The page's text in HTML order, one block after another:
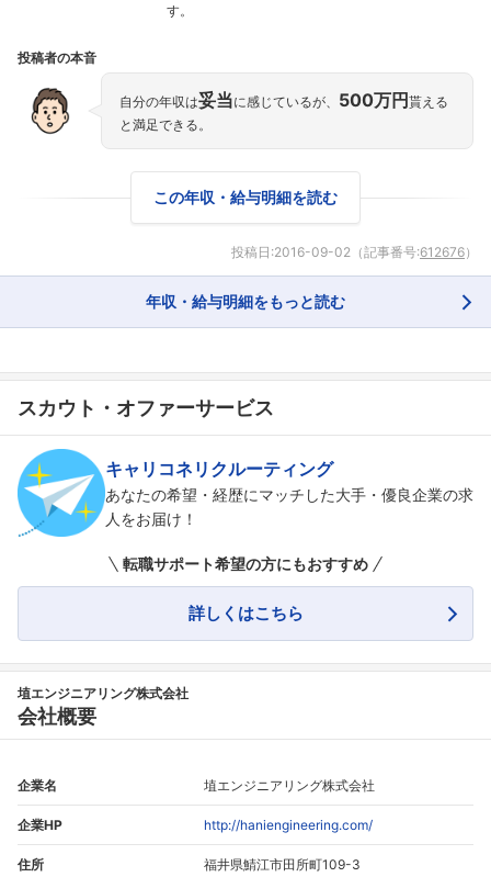
フォローしました
こちらの企業もフォローしませんか？
す。
投稿者の本音
自分の年収は妥当に感じているが、 500万円 貰える
と満足できる。
この年収・給与明細を読む
投稿日:2016-09-02 （記事番号:612676）
年収・給与明細をもっと読む
スカウト・オファーサービス
キャリコネリクルーティング
あなたの希望・経歴にマッチした大手・優良企業の求
人をお届け！
転職サポート希望の方にもおすすめ
詳しくはこちら
埴エンジニアリング株式会社
会社概要
企業名 埴エンジニアリング株式会社
企業HP http://haniengineering.com/
住所 福井県鯖江市田所町109-3